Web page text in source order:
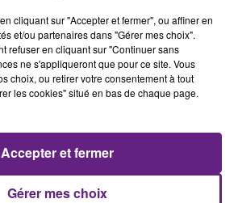
réfugiés et
locaux uniront leurs
proposer des créations
et favoriser les
Cantines scolaires,
et atelier
au programme.
cliquant sur "Accepter et fermer", ou affiner en
et/ou partenaires dans "Gérer mes choix".
refuser en cliquant sur "Continuer sans
ne s'appliqueront que pour ce site. Vous
choix, ou retirer votre consentement à tout
les cookies" situé en bas de chaque page.
Gérer mes choix
Accepter et fermer